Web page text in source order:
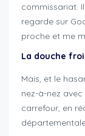
commissariat.
regarde sur
proche et me
La douche
Mais, et le
nez-à-nez
carrefour, en